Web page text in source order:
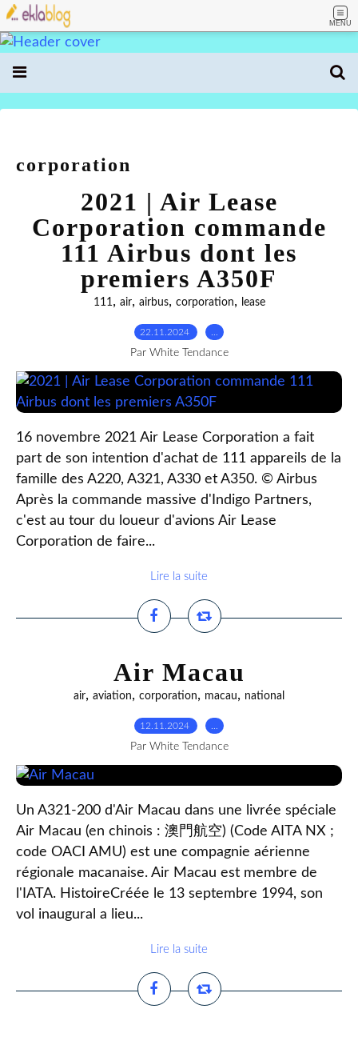
MENU
corporation
2021 | Air Lease
Corporation commande
111 Airbus dont les
premiers A350F
111, air, airbus, corporation, lease
22.11.2024
Par White Tendance
16 novembre 2021 Air Lease Corporation a fait
part de son intention d'achat de 111 appareils de la
famille des A220, A321, A330 et A350. © Airbus
Après la commande massive d'Indigo Partners,
c'est au tour du loueur d'avions Air Lease
Corporation de faire...
Lire la suite
Air Macau
air, aviation, corporation, macau, national
12.11.2024
Par White Tendance
Un A321-200 d'Air Macau dans une livrée spéciale
Air Macau (en chinois : 澳門航空) (Code AITA NX ;
code OACI AMU) est une compagnie aérienne
régionale macanaise. Air Macau est membre de
l'IATA. HistoireCréée le 13 septembre 1994, son
vol inaugural a lieu...
Lire la suite